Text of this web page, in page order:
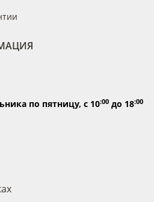
по пятницу, с 10:00 до 18:00